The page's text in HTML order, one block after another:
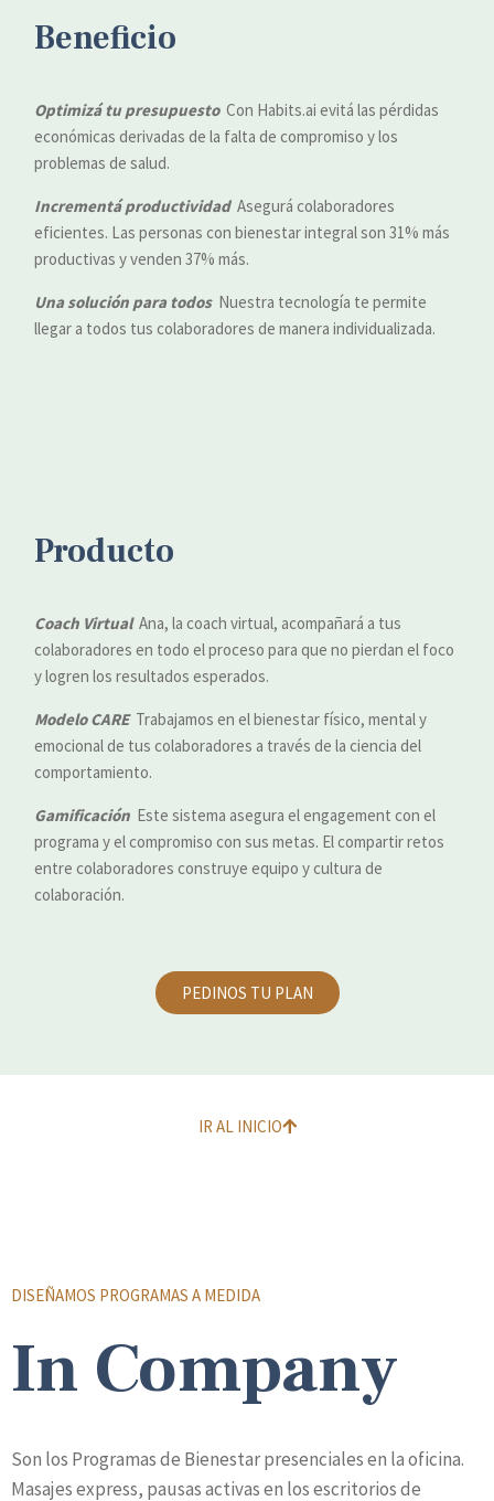
Beneficio
Optimizá tupresupuesto Con Habits.ai evitá las pérdidas
económicas derivadas de la falta de compromiso y los
problemas de salud.
Incrementáproductividad Asegurá colaboradores
eficientes. Las personas con bienestar integral son 31% más
productivas y venden 37% más.
Unasolución para todos Nuestra tecnología te permite
llegar a todos tus colaboradores de manera individualizada.
Producto
Coach VirtualAna, la coach virtual, acompañará a tus
colaboradores en todo el proceso para que no pierdan el foco
y logren los resultados esperados.
ModeloCARE Trabajamos en el bienestar físico, mental y
emocional de tus colaboradores a través de la ciencia del
comportamiento.
Gamificación Este sistema asegura el engagement con el
programa y el compromiso con sus metas. El compartir retos
entre colaboradores construye equipo y cultura de
colaboración.
PEDINOS TU PLAN
IR AL INICIO
DISEÑAMOS PROGRAMAS A MEDIDA
In Company
Son los Programas de Bienestar presenciales en la oficina.
Masajes express, pausas activas en los escritorios de